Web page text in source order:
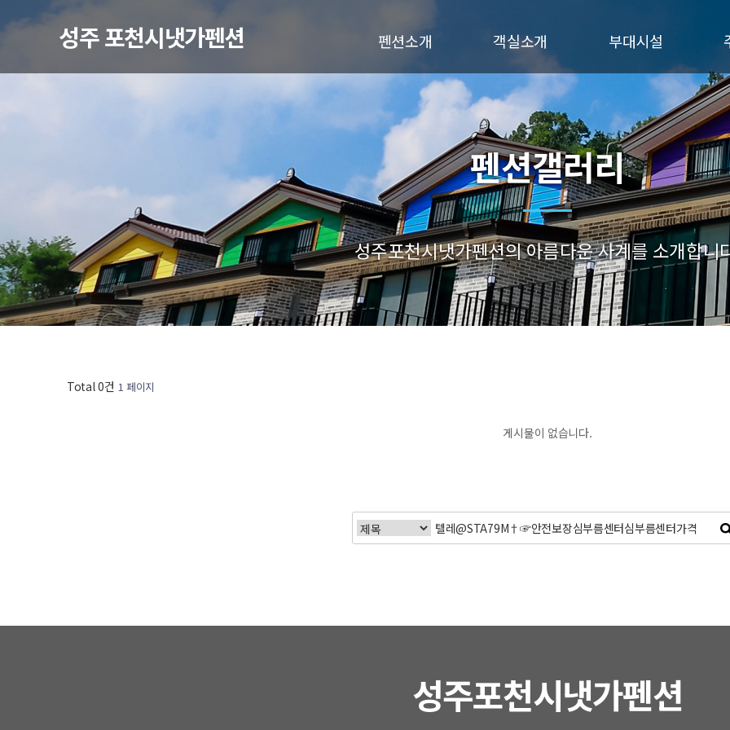
성주 포천시냇가펜션 펜션소개
인사말
오시는길
객실소개
연블루
초록
진블루
부대시설
서브메뉴
펜션갤러리
성주포천시냇가펜션의 아름다운 사계를 소개합니
Total 0건 1 페이지
게시물이 없습니다.
성주포천시냇가펜션